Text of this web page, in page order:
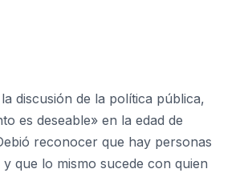
discusión de la política pública,
es deseable» en la edad de
reconocer que hay personas
que lo mismo sucede con quien